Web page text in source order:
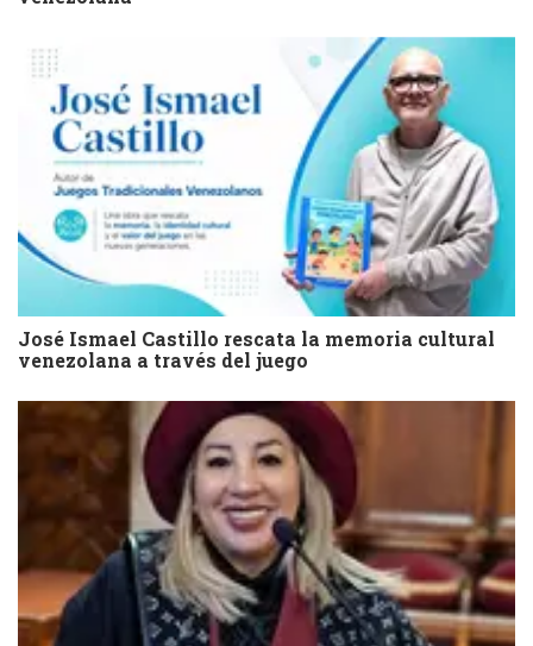
José Ismael Castillo rescata la memoria cultural
venezolana a través del juego